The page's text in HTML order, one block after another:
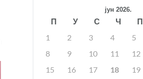
јун 2026.
П У С Ч П
1
2 3 4 5
8
9 10 11 12
15
16 17 18 19